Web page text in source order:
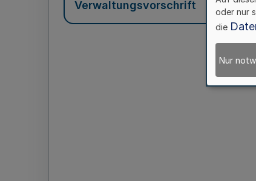
Verwaltungsvorschrift
oder nur
die
Nur